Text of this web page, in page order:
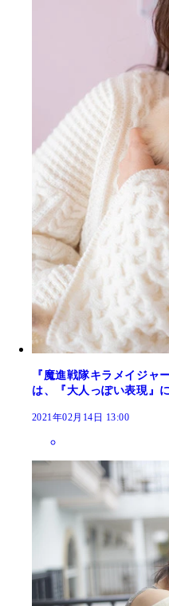
『魔進戦隊キラメイジャ
は、『大人っぽい表現』
2021年02月14日 13:00